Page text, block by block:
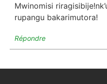
Mwinomisi
rupangu bakarimutora!
Répondre